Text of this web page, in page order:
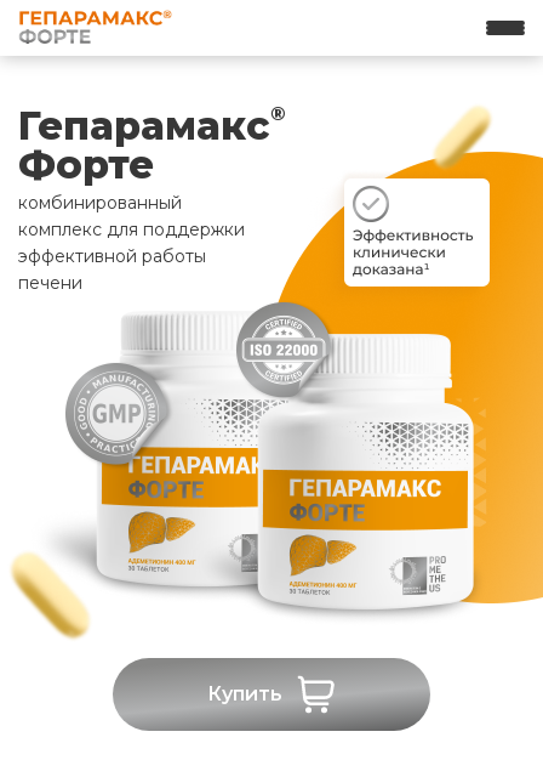
Гепарамакс®
Форте
комбинированный
комплекс для поддержки
эффективной работы
печени
Купить